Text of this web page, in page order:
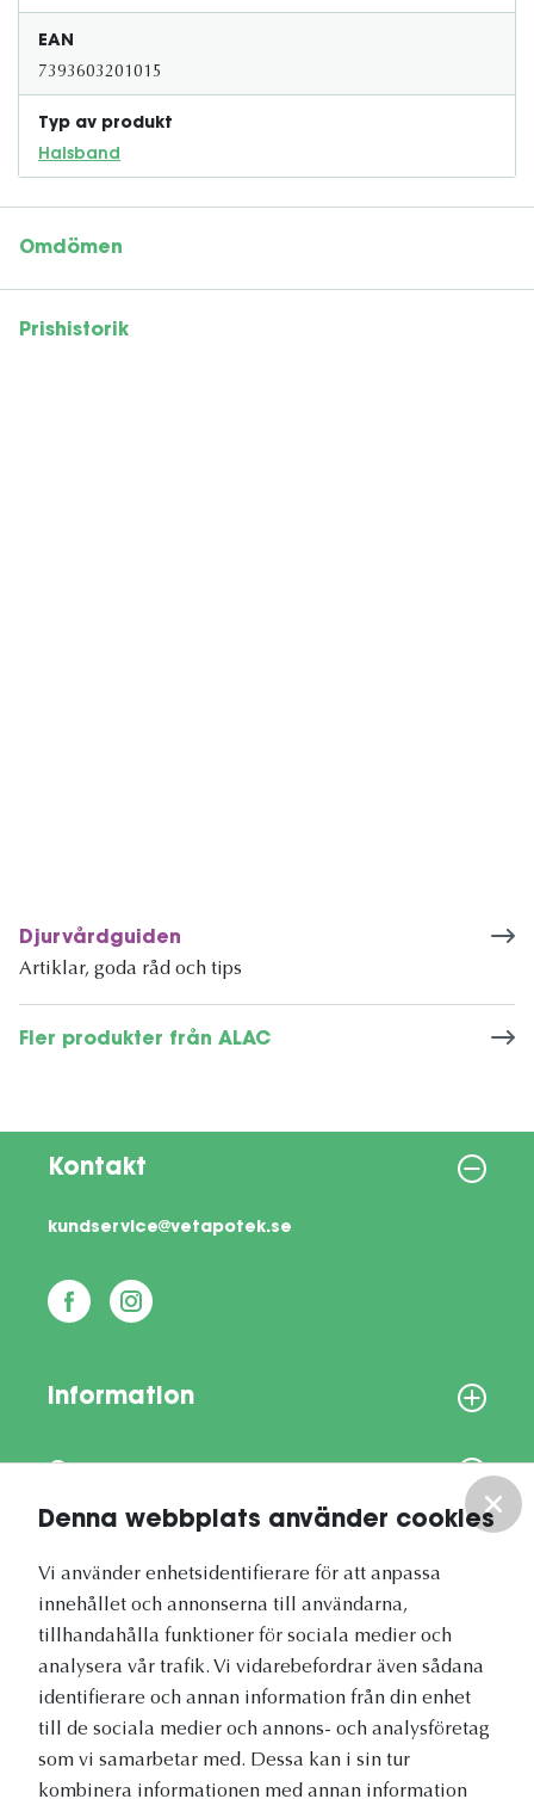
Denna webbplats använder cookies
Vi använder enhetsidentifierare för att anpassa
innehållet och annonserna till användarna,
tillhandahålla funktioner för sociala medier och
analysera vår trafik. Vi vidarebefordrar även sådana
identifierare och annan information från din enhet
till de sociala medier och annons- och analysföretag
som vi samarbetar med. Dessa kan i sin tur
kombinera informationen med annan information
EAN
7393603201015
Typ av produkt
Halsband
Omdömen
Prishistorik
Djurvårdguiden
Artiklar, goda råd och tips
Fler produkter från ALAC
Kontakt
kundservice@vetapotek.se
Information
Vetapotek.se är en del av
Evidensia Djursjukvård